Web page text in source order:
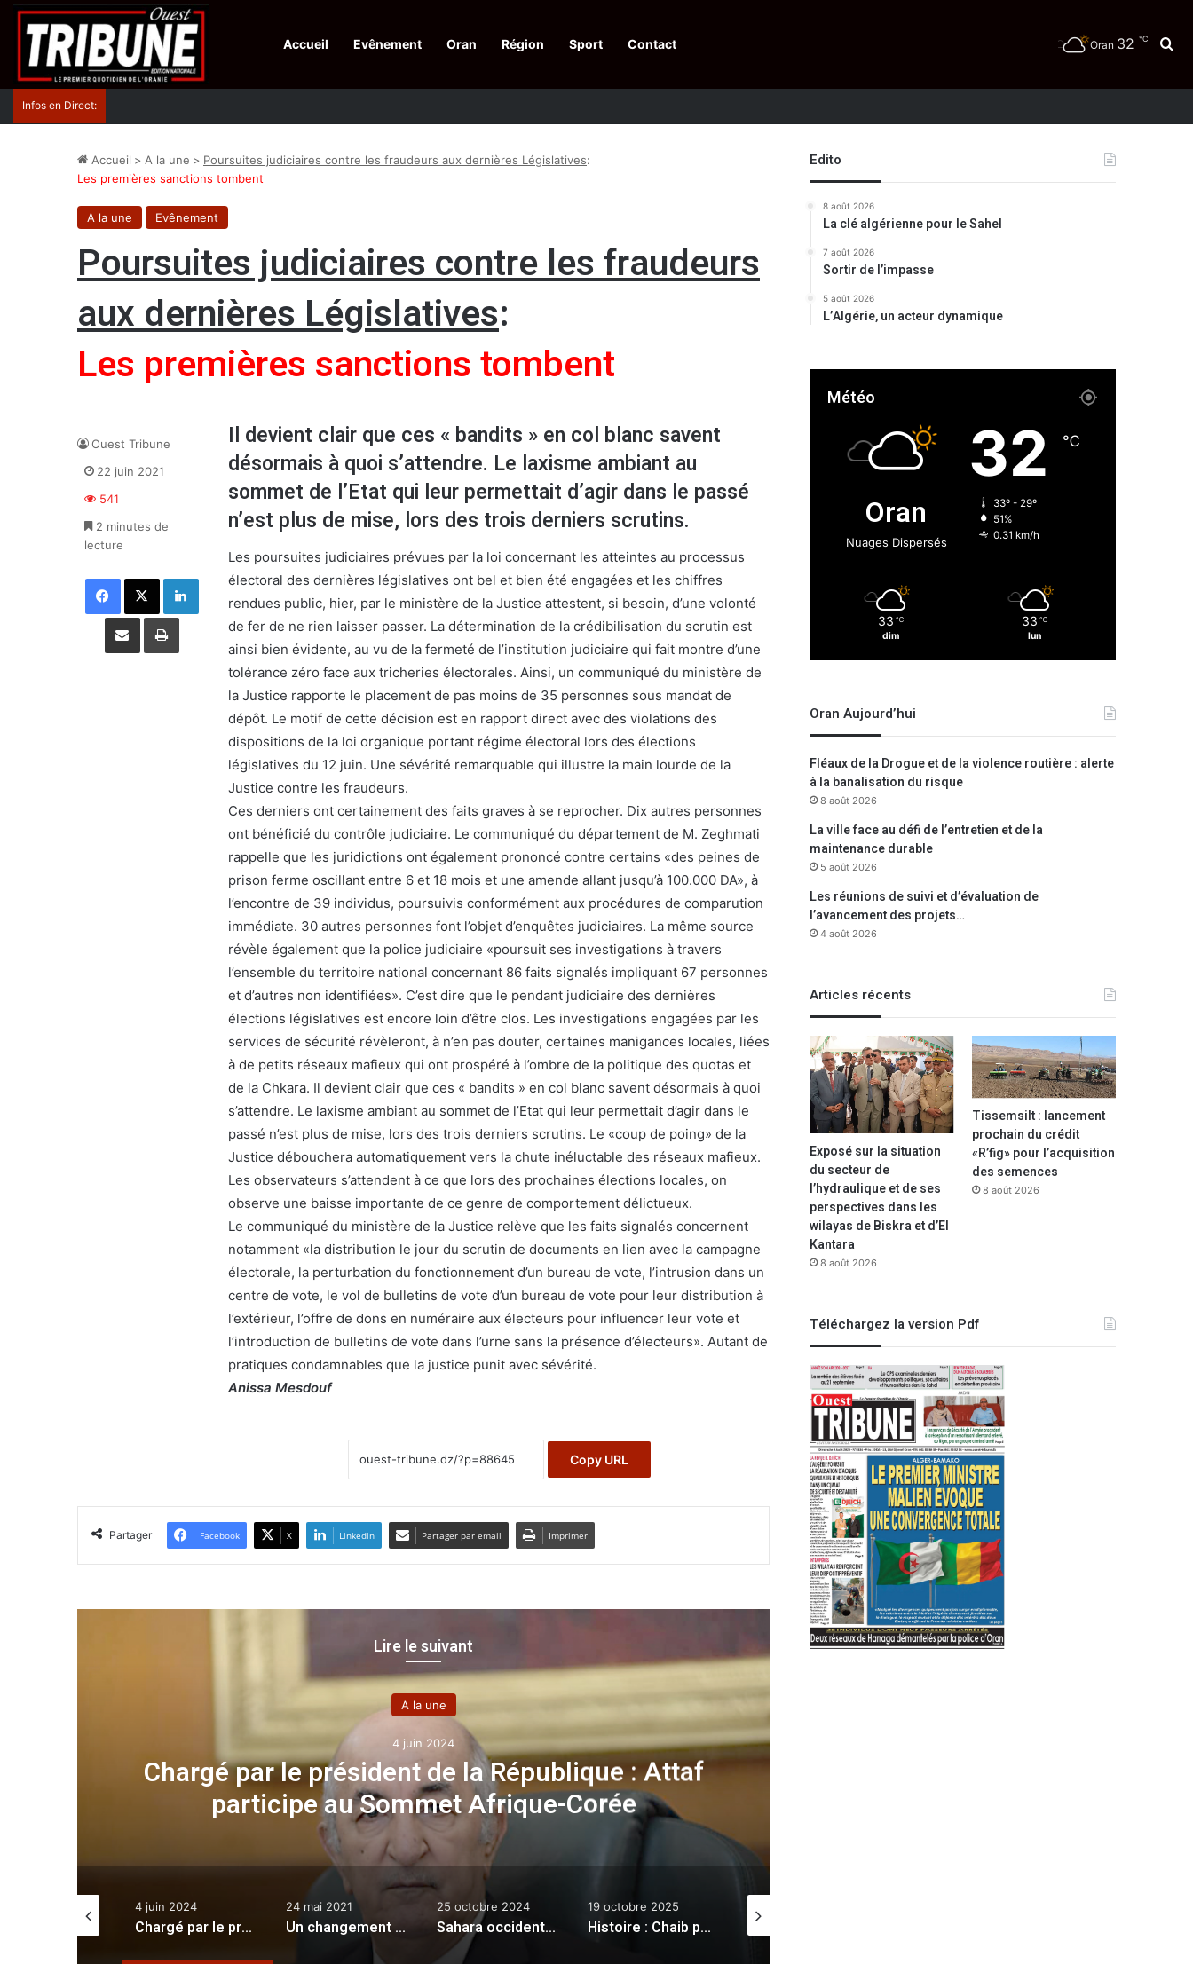
Accueil Evênement Oran Région Sport Contact Oran 32 ℃
Infos en Direct:
Accueil > A la une > Poursuites judiciaires contre les fraudeurs aux dernières Législatives:
Les premières sanctions tombent
A la une Evênement
Poursuites judiciaires contre les fraudeurs
aux dernières Législatives:
Les premières sanctions tombent
Il devient clair que ces « bandits » en col blanc savent
désormais à quoi s’attendre. Le laxisme ambiant au
sommet de l’Etat qui leur permettait d’agir dans le passé
n’est plus de mise, lors des trois derniers scrutins.
Les poursuites judiciaires prévues par la loi concernant les atteintes au processus
électoral des dernières législatives ont bel et bien été engagées et les chiffres
rendues public, hier, par le ministère de la Justice attestent, si besoin, d’une volonté
de fer de ne rien laisser passer. La détermination de la crédibilisation du scrutin est
ainsi bien évidente, au vu de la fermeté de l’institution judiciaire qui fait montre d’une
tolérance zéro face aux tricheries électorales. Ainsi, un communiqué du ministère de
la Justice rapporte le placement de pas moins de 35 personnes sous mandat de
dépôt. Le motif de cette décision est en rapport direct avec des violations des
dispositions de la loi organique portant régime électoral lors des élections
législatives du 12 juin. Une sévérité remarquable qui illustre la main lourde de la
Justice contre les fraudeurs.
Ces derniers ont certainement des faits graves à se reprocher. Dix autres personnes
ont bénéficié du contrôle judiciaire. Le communiqué du département de M. Zeghmati
rappelle que les juridictions ont également prononcé contre certains «des peines de
prison ferme oscillant entre 6 et 18 mois et une amende allant jusqu’à 100.000 DA», à
l’encontre de 39 individus, poursuivis conformément aux procédures de comparution
immédiate. 30 autres personnes font l’objet d’enquêtes judiciaires. La même source
révèle également que la police judiciaire «poursuit ses investigations à travers
l’ensemble du territoire national concernant 86 faits signalés impliquant 67 personnes
et d’autres non identifiées». C’est dire que le pendant judiciaire des dernières
élections législatives est encore loin d’être clos. Les investigations engagées par les
services de sécurité révèleront, à n’en pas douter, certaines manigances locales, liées
à de petits réseaux mafieux qui ont prospéré à l’ombre de la politique des quotas et
de la Chkara. Il devient clair que ces « bandits » en col blanc savent désormais à quoi
s’attendre. Le laxisme ambiant au sommet de l’Etat qui leur permettait d’agir dans le
passé n’est plus de mise, lors des trois derniers scrutins. Le «coup de poing» de la
Justice débouchera automatiquement vers la chute inéluctable des réseaux mafieux.
Les observateurs s’attendent à ce que lors des prochaines élections locales, on
observe une baisse importante de ce genre de comportement délictueux.
Le communiqué du ministère de la Justice relève que les faits signalés concernent
notamment «la distribution le jour du scrutin de documents en lien avec la campagne
électorale, la perturbation du fonctionnement d’un bureau de vote, l’intrusion dans un
centre de vote, le vol de bulletins de vote d’un bureau de vote pour leur distribution à
l’extérieur, l’offre de dons en numéraire aux électeurs pour influencer leur vote et
l’introduction de bulletins de vote dans l’urne sans la présence d’électeurs». Autant de
pratiques condamnables que la justice punit avec sévérité.
Anissa Mesdouf
Copy URL
Ouest Tribune
22 juin 2021
541
2 minutes de
lecture
Facebook X Linkedin
Partager par email Imprimer
Partager Facebook X Linkedin Partager par email Imprimer
Lire le suivant
A la une
4 juin 2024
Chargé par le président de la République : Attaf
participe au Sommet Afrique-Corée
4 juin 2024
Chargé par le président de la République : Attaf participe au Sommet Afrique-Corée
24 mai 2021
Un changement radical
25 octobre 2024
Sahara occidental : des manifestations à Dakhla occupée pour dénoncer une situation « intenable »
19 octobre 2025
Histoire : Chaib préside la cérémonie de lancement d’un timbre-poste commémorant la Journée nationale de l’émigration
Edito
8 août 2026
La clé algérienne pour le Sahel
7 août 2026
Sortir de l’impasse
5 août 2026
L’Algérie, un acteur dynamique
Météo
Oran
Nuages Dispersés
32 ℃
33º - 29º
51%
0.31 km/h
33 ℃
dim
33 ℃
lun
Oran Aujourd’hui
Fléaux de la Drogue et de la violence routière : alerte
à la banalisation du risque
8 août 2026
La ville face au défi de l’entretien et de la
maintenance durable
5 août 2026
Les réunions de suivi et d’évaluation de
l’avancement des projets…
4 août 2026
Articles récents
Exposé sur la situation
du secteur de
l’hydraulique et de ses
perspectives dans les
wilayas de Biskra et d’El
Kantara
8 août 2026
Tissemsilt : lancement
prochain du crédit
«R’fig» pour l’acquisition
des semences
8 août 2026
Téléchargez la version Pdf